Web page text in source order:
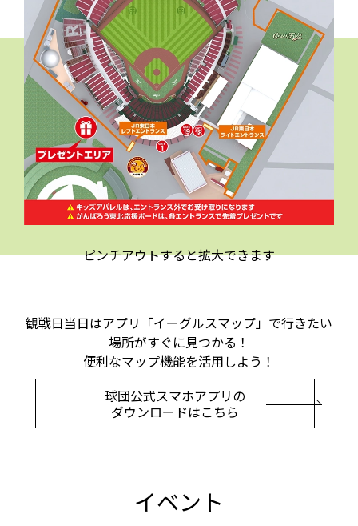
ピンチアウトすると拡大できます
観戦日当日はアプリ「イーグルスマップ」で行きたい
場所がすぐに見つかる！
便利なマップ機能を活用しよう！
球団公式スマホアプリの
ダウンロードはこちら
イベント